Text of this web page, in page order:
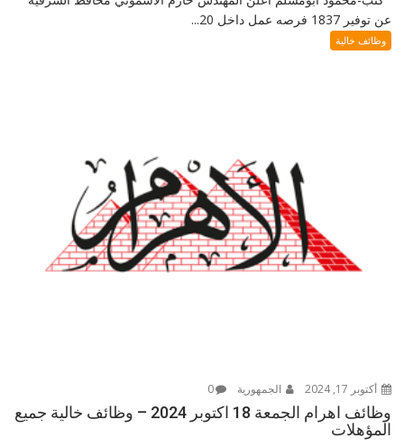
عن توفير 1837 فرصه عمل داخل 20...
وظائف خالية
أكتوبر 17, 2024 الجمهورية 0
وظائف اهرام الجمعة 18 اكتوبر 2024 – وظائف خالية جميع
المؤهلات